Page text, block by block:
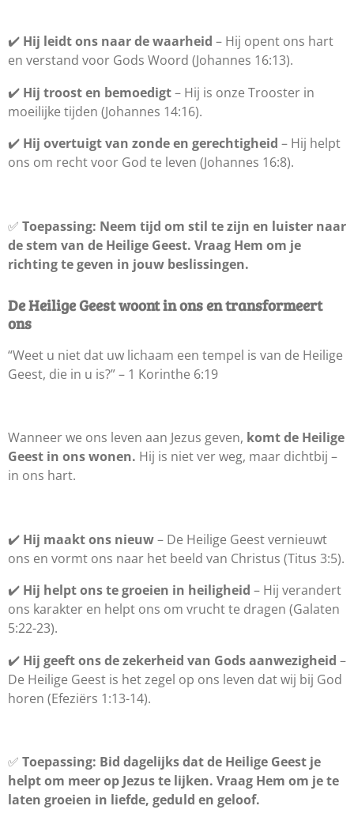
✔️ Hij leidt ons naar de waarheid – Hij opent ons hart
en verstand voor Gods Woord (Johannes 16:13).
✔️ Hij troost en bemoedigt– Hij is onze Trooster in
moeilijke tijden (Johannes 14:16).
✔️ Hij overtuigt van zonde en gerechtigheid – Hij helpt
ons om recht voor God te leven (Johannes 16:8).
✅ Toepassing: Neem tijd om stil te zijn en luister naar
de stem van de Heilige Geest. Vraag Hem om je
richting te geven in jouw beslissingen.
De Heilige Geest woont in ons en transformeert
ons
“Weet u niet dat uw lichaam een tempel is van de Heilige
Geest, die in u is?” – 1 Korinthe 6:19
Wanneer we ons leven aan Jezus geven, komt de Heilige
Geest in ons wonen. Hij is niet ver weg, maar dichtbij –
in ons hart.
✔️ Hij maakt ons nieuw– De Heilige Geest vernieuwt
ons en vormt ons naar het beeld van Christus (Titus 3:5).
✔️ Hij helpt ons te groeien in heiligheid – Hij verandert
ons karakter en helpt ons om vrucht te dragen (Galaten
5:22-23).
✔️ Hij geeft ons de zekerheid van Gods aanwezigheid –
De Heilige Geest is het zegel op ons leven dat wij bij God
horen (Efeziërs 1:13-14).
✅ Toepassing: Bid dagelijks dat de Heilige Geest je
helpt om meer op Jezus te lijken. Vraag Hem om je te
laten groeien in liefde, geduld en geloof.